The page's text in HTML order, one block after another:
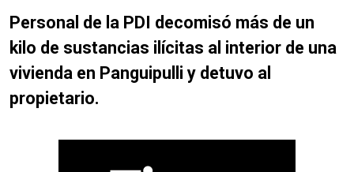
Personal de la PDI decomisó más de un
kilo de sustancias ilícitas al interior de una
vivienda en Panguipulli y detuvo al
propietario.